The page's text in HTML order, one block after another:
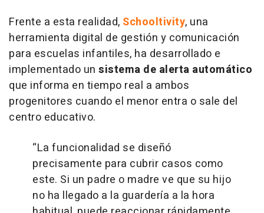
Frente a esta realidad, Schooltivity, una
herramienta digital de gestión y comunicación
para escuelas infantiles, ha desarrollado e
implementado un sistema de alerta automático
que informa en tiempo real a ambos
progenitores cuando el menor entra o sale del
centro educativo.
“La funcionalidad se diseñó
precisamente para cubrir casos como
este. Si un padre o madre ve que su hijo
no ha llegado a la guardería a la hora